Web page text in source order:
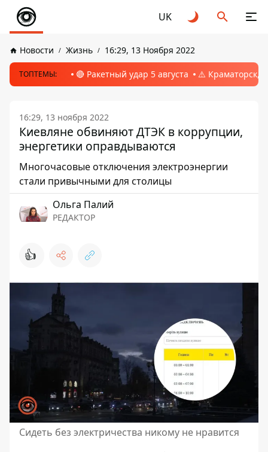
UK
Новости Жизнь 16:29, 13 Ноября 2022
ТОПТЕМЫ: 🔴 Ракетный удар 5 августа ⚠️ Краматорск,
16:29, 13 ноября 2022
Киевляне обвиняют ДТЭК в коррупции,
энергетики оправдываются
Многочасовые отключения электроэнергии
стали привычными для столицы
Ольга Палий
РЕДАКТОР
👍
Сидеть без электричества никому не нравится